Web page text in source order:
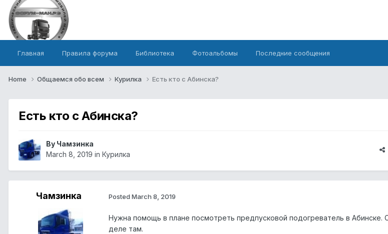
Главная Правила форума Библиотека Фотоальбомы Последние сообщения
Home Общаемся обо всем Курилка Есть кто с Абинска?
Есть кто с Абинска?
By Чамзинка
March 8, 2019 in Курилка
Чамзинка Posted March 8, 2019
Нужна помощь в плане посмотреть предпусковой подогреватель в Абинске.
деле там.